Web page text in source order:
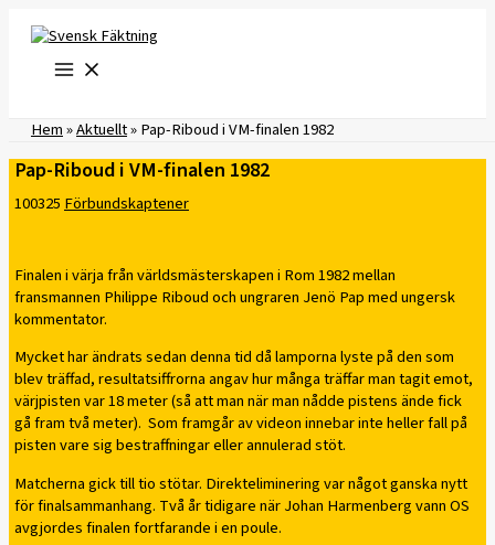
innehåll
Hem»Aktuellt»Pap-Riboud i VM-finalen 1982
Pap-Riboud i VM-finalen 1982
100325Förbundskaptener
Finalen i värja från världsmästerskapen i Rom 1982 mellan
fransmannen Philippe Riboud och ungraren Jenö Pap med ungersk
kommentator.
Mycket har ändrats sedan denna tid då lamporna lyste på den som
blev träffad, resultatsiffrorna angav hur många träffar man tagit emot,
värjpisten var 18 meter (så att man när man nådde pistens ände fick
gå fram två meter). Som framgår av videon innebar inte heller fall på
pisten vare sig bestraffningar eller annulerad stöt.
Matcherna gick till tio stötar. Direkteliminering var något ganska nytt
för finalsammanhang. Två år tidigare när Johan Harmenberg vann OS
avgjordes finalen fortfarande i en poule.